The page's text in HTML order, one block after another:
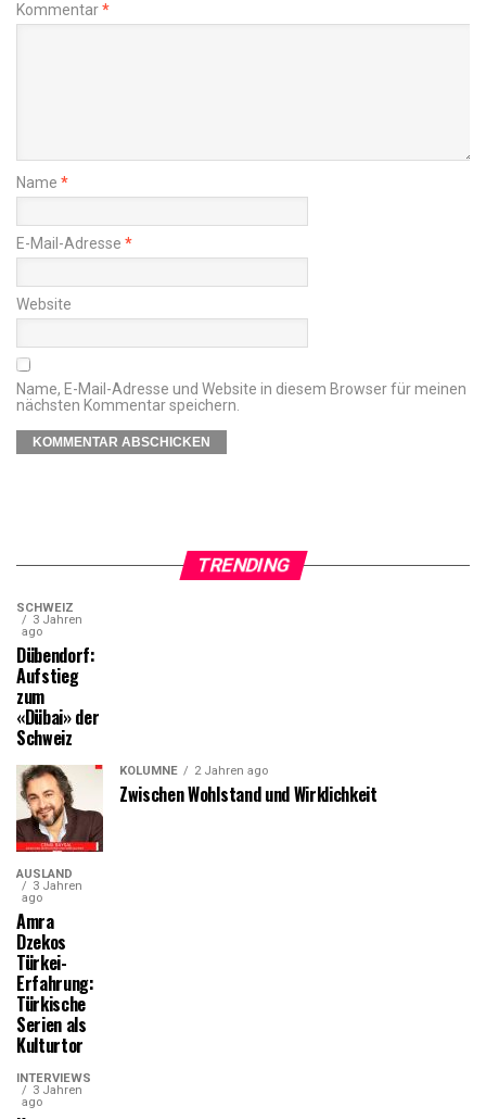
Kommentar*
Name *
E-Mail-Adresse *
Website
Name, E-Mail-Adresse und Website in diesem Browser für meinen
nächsten Kommentar speichern.
TRENDING
SCHWEIZ
3 Jahren
ago
Dübendorf:
Aufstieg
zum
«Dübai» der
Schweiz
KOLUMNE 2 Jahren ago
Zwischen Wohlstand und Wirklichkeit
AUSLAND
3 Jahren
ago
Amra
Dzekos
Türkei-
Erfahrung:
Türkische
Serien als
Kulturtor
INTERVIEWS
3 Jahren
ago